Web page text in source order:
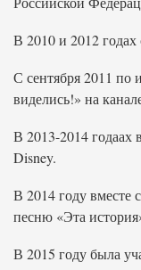
В 2010 и 2012
С сентября 2011 по
виделись!» на
В 2013-2014 годаах
Disney.
В 2014 году
песню «Эта
В 2015 году была